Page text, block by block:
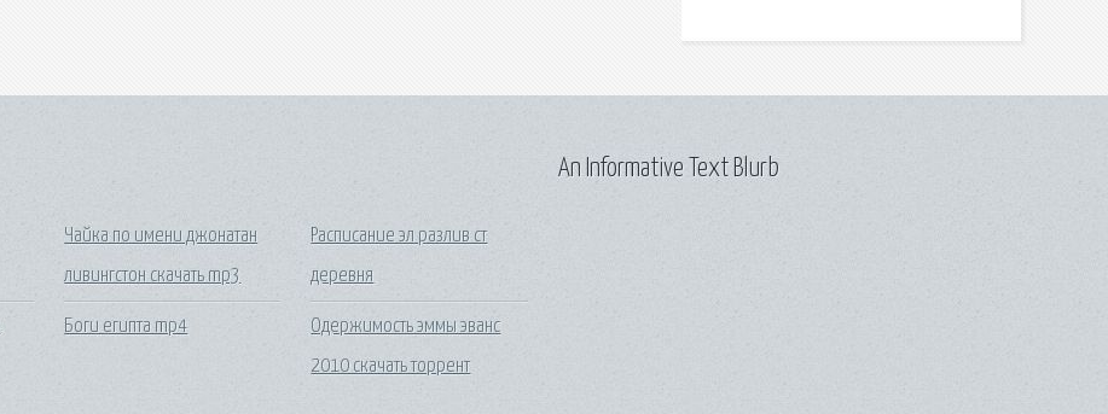
Чайка по имени джонатан
ливингстон скачать mp3
Боги египта mp4
Расписание эл разлив ст
деревня
Одержимость эммы эванс
2010 скачать торрент
An Informative Text Blurb